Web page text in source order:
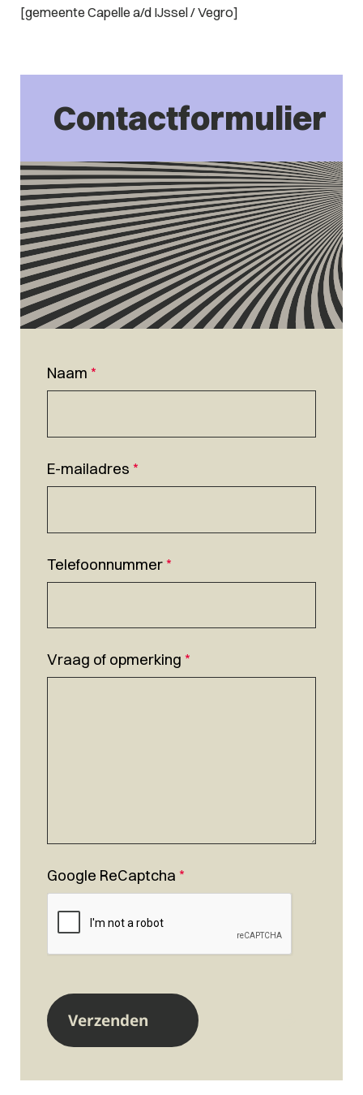
[gemeente Capelle a/d IJssel / Vegro]
Contactformulier
Naam *
E-mailadres *
Telefoonnummer*
Vraag of opmerking *
Google ReCaptcha *